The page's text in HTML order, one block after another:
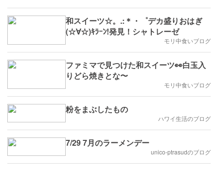
和スイーツ☆。.:＊・゜デカ盛りおはぎ
(☆∀☆)ｷﾗｰﾝ!発見！シャトレーゼ
モリ中食いブログ
ファミマで見つけた和スイーツ👀白玉入
りどら焼きとな〜
モリ中食いブログ
粉をまぶしたもの
ハワイ生活のブログ
7/29 7月のラーメンデー
unico-ptrasudのブログ